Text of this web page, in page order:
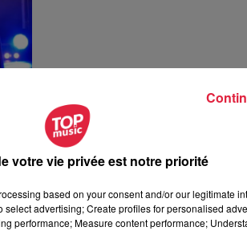
Photo : Top Music - JS
tout un symbole, la lecture c'est
votre vie privée est notre priorité
based on your consent and/or our legitimate
advertising; Create profiles for personalised
performance; Measure content performance;